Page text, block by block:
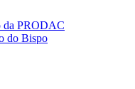
da PRODAC
do Bispo